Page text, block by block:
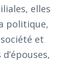
elles
politique,
société et